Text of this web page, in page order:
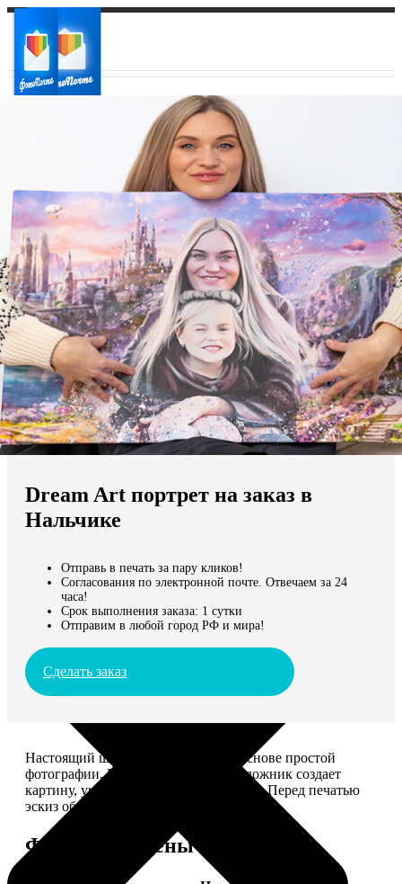
Ваш регион доставки
Выберите из списка:
Мы доставляем по всему миру
Продолжить без города
Dream Art портрет на заказ в
Нальчике
Отправь в печать за пару кликов!
Согласования по электронной почте. Отвечаем за 24
часа!
Срок выполнения заказа: 1 сутки
Отправим в любой город РФ и мира!
Сделать заказ
Настоящий шедевр, сделанный на основе простой
фотографии. Профессиональный художник создает
картину, учитывая ваши комментарии. Перед печатью
эскиз обязательно согласуем с вами.
Форматы и цены